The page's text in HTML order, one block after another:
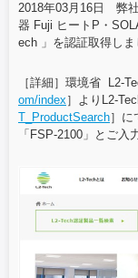
2018年03月16日 弊
器 Fuji ヒートP・
ech 」を認証取得しま
［詳細］環境省 L2-
om/index］よりL2-
T_ProductSearch］に
「FSP-2100」とご入